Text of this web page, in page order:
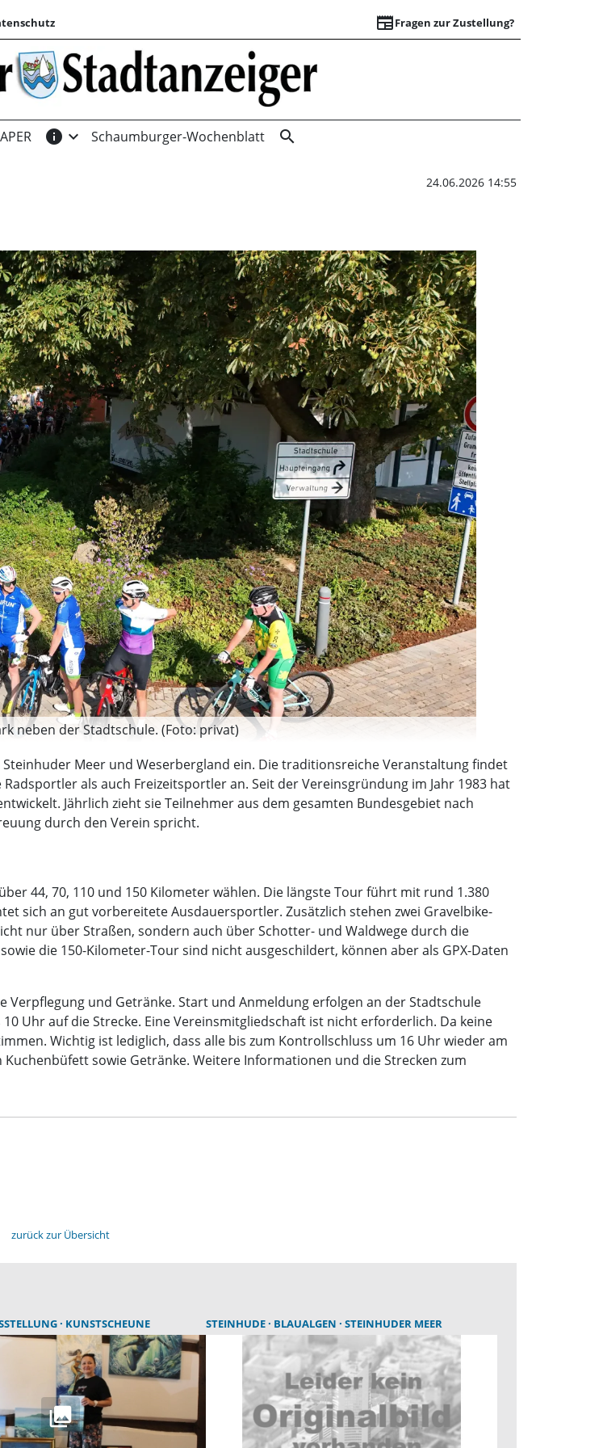
newspaperFragen zur Zustellung?
Der Klassiker im
info expand_more Schaumburger-Wochenblatt search
24.06.2026 14:55
neben der Stadtschule. (Foto: privat)
Meer und Weserbergland ein. Die traditionsreiche Veranstaltung findet
als auch Freizeitsportler an. Seit der Vereinsgründung im Jahr 1983 hat
Jährlich zieht sie Teilnehmer aus dem gesamten Bundesgebiet nach
durch den Verein spricht.
44, 70, 110 und 150 Kilometer wählen. Die längste Tour führt mit rund 1.380
sich an gut vorbereitete Ausdauersportler. Zusätzlich stehen zwei Gravelbike-
nur über Straßen, sondern auch über Schotter- und Waldwege durch die
die 150-Kilometer-Tour sind nicht ausgeschildert, können aber als GPX-Daten
und Getränke. Start und Anmeldung erfolgen an der Stadtschule
Uhr auf die Strecke. Eine Vereinsmitgliedschaft ist nicht erforderlich. Da keine
Wichtig ist lediglich, dass alle bis zum Kontrollschluss um 16 Uhr wieder am
sowie Getränke. Weitere Informationen und die Strecken zum
zurück zur Übersicht
KUNSTSCHEUNE STEINHUDE BLAUALGEN STEINHUDER MEER